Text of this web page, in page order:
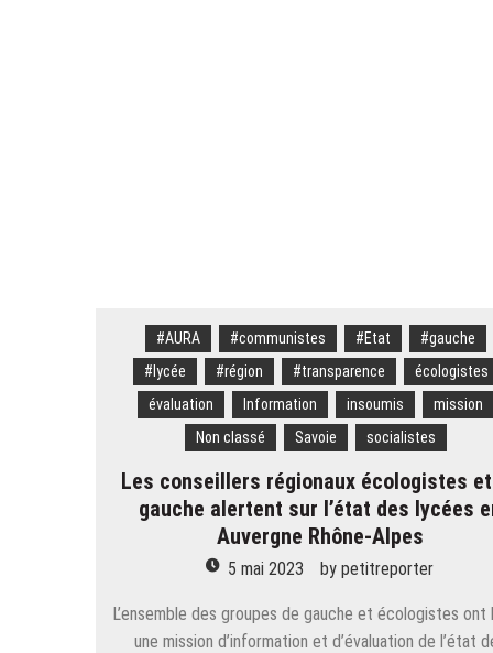
#AURA #communistes #Etat
#gauche
#lycée
#région #transparence
écologistes
évaluation
Information insoumis
mission
Non classé
Savoie socialistes
Les conseillers régionaux écologistes
gauche alertent sur l’état des lycées
Auvergne Rhône-Alpes
5 mai 2023 bypetitreporter
L’ensemble des groupes de gauche et écologistes ont
une mission d’information et d’évaluation de l’état